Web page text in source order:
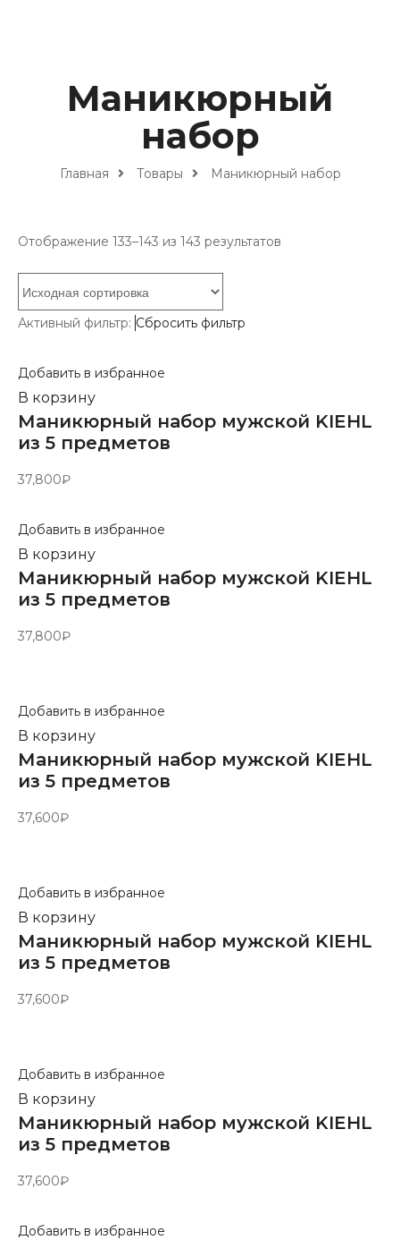
Главная Товары Маникюрный набор
Маникюрный
набор
Отображение 133–143 из 143 результатов
Активный фильтр: Сбросить фильтр
Добавить в избранное
В корзину
Маникюрный набор мужской KIEHL
из 5 предметов
37,800₽
Добавить в избранное
В корзину
Маникюрный набор мужской KIEHL
из 5 предметов
37,800₽
Добавить в избранное
В корзину
Маникюрный набор мужской KIEHL
из 5 предметов
37,600₽
Добавить в избранное
В корзину
Маникюрный набор мужской KIEHL
из 5 предметов
37,600₽
Добавить в избранное
В корзину
Маникюрный набор мужской KIEHL
из 5 предметов
37,600₽
Добавить в избранное